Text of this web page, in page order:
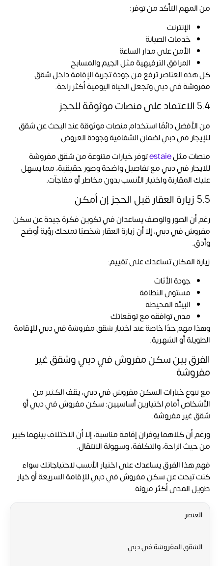
من المهم التأكد من توفر:
الإنترنت
خدمات الصيانة
الأمن على مدار الساعة
المرافق الترفيهية مثل الجيم والمسابح
كل هذه العناصر ترفع من جودة تجربة الإقامة داخل شقق
مفروشة في دبي وتجعل الحياة اليومية أكثر راحة.
5.4 الاعتماد على منصات موثوقة للحجز
من الأفضل دائمًا استخدام منصات موثوقة عند البحث عن شقق
للإيجار في دبي لضمان الشفافية وجودة العروض.
منصات مثلestaieتوفر خيارات متنوعة من شقق مفروشة
للايجار في دبي مع تفاصيل واضحة وصور حقيقية، مما يسهل
عليك المقارنة واختيار الأنسب بدون مخاطر أو مفاجآت.
5.5 زيارة العقار قبل الحجز إن أمكن
رغم أن الصور والوصف يساعدان في تكوين فكرة جيدة عن سكن
مفروش في دبي، إلا أن زيارة العقار شخصيًا تمنحك رؤية أوضح
وأدق.
زيارة المكان تساعدك على تقييم:
جودة الأثاث
مستوى النظافة
البيئة المحيطة
مدى توافقه مع توقعاتك
وهذا مهم جدًا خاصة عند اختيار شقق مفروشة في دبي للإقامة
الطويلة أو الشهرية.
الفرق بين سكن مفروش في دبي وشقق غير
مفروشة
مع تنوع خيارات السكن مفروش في دبي، يقف الكثير من
الأشخاص أمام اختيارين أساسيين:سكن مفروش في دبيأو
شقق غير مفروشة.
ورغم أن كلاهما يوفران إقامة مناسبة، إلا أن الاختلاف بينهما كبير
من حيث الراحة، والتكلفة، وسهولة الانتقال.
فهم هذا الفرق يساعدك على اختيار الأنسب لاحتياجاتك سواء
كنت تبحث عن سكن مفروش في دبي للإقامة السريعة أو خيار
طويل المدى أكثر مرونة.
العنصر
الشقق المفروشة في دبي